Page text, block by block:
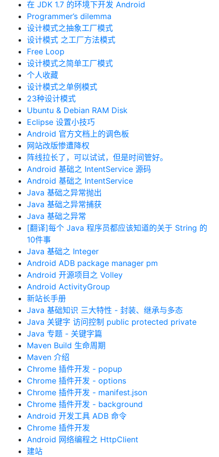
在 JDK 1.7 的环境下开发 Android
Programmer’s dilemma
设计模式之抽象工厂模式
设计模式 之工厂方法模式
Free Loop
设计模式之简单工厂模式
个人收藏
设计模式之单例模式
23种设计模式
Ubuntu & Debian RAM Disk
Eclipse 设置小技巧
Android 官方文档上的调色板
网站改版惨遭降权
阵线拉长了，可以试试，但是时间管好。
Android 基础之 IntentService 源码
Android 基础之 IntentService
Java 基础之异常抛出
Java 基础之异常捕获
Java 基础之异常
[翻译]每个 Java 程序员都应该知道的关于 String 的
10件事
Java 基础之 Integer
Android ADB package manager pm
Android 开源项目之 Volley
Android ActivityGroup
新站长手册
Java 基础知识 三大特性 - 封装、继承与多态
Java 关键字 访问控制 public protected private
Java 专题 - 关键字篇
Maven Build 生命周期
Maven 介绍
Chrome 插件开发 - popup
Chrome 插件开发 - options
Chrome 插件开发 - manifest.json
Chrome 插件开发 - background
Android 开发工具 ADB 命令
Chrome 插件开发
Android 网络编程之 HttpClient
建站